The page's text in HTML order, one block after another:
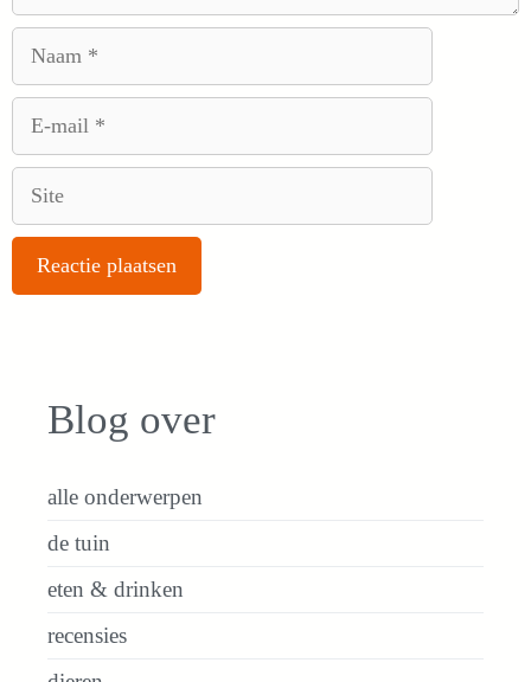
Blog over
alle onderwerpen
de tuin
eten & drinken
recensies